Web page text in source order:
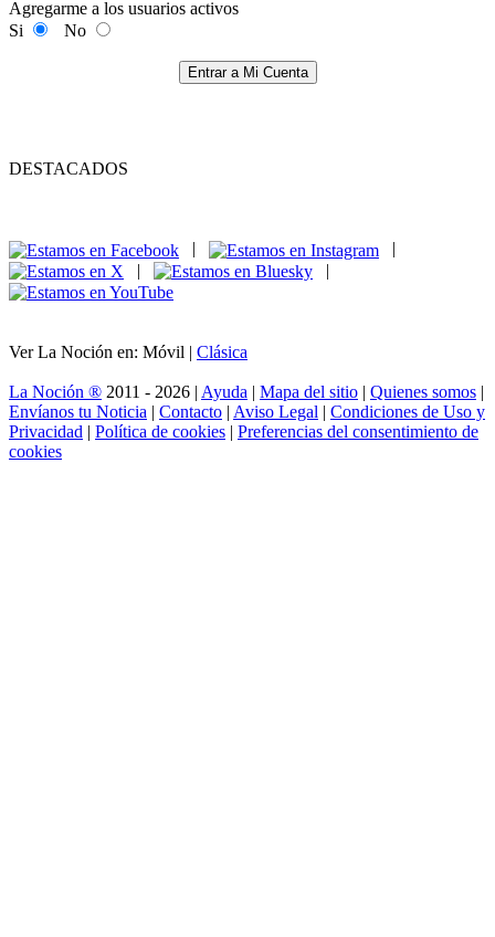
Agregarme a los usuarios activos
Si
No
Entrar a Mi Cuenta
DESTACADOS
|
|
Ver La Noción en: Móvil | Clásica
La Noción ® 2011 - 2026 | Ayuda | Mapa del sitio | Quienes somos |
Envíanos tu Noticia | Contacto | Aviso Legal | Condiciones de Uso y
Privacidad | Política de cookies | Preferencias del consentimiento de
cookies